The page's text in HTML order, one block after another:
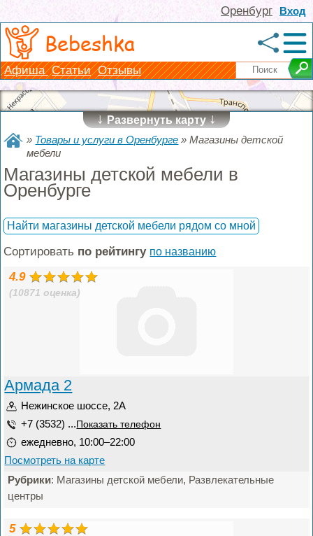
Вход
Оренбург
Bebeshka
Афиша Статьи Отзывы
↓Развернуть карту↓
» Товары и услуги в Оренбурге »Магазины детской
мебели
Магазины детской мебели в
Оренбурге
Найти магазины детской мебели рядом со мной
Сортировать по рейтингу по названию
4.9
(10871 оценка)
Армада 2
Нежинское шоссе, 2А
+7 (3532) ... Показать телефон
ежедневно, 10:00–22:00
Посмотреть на карте
Рубрики: Магазины детской мебели, Развлекательные
центры
5